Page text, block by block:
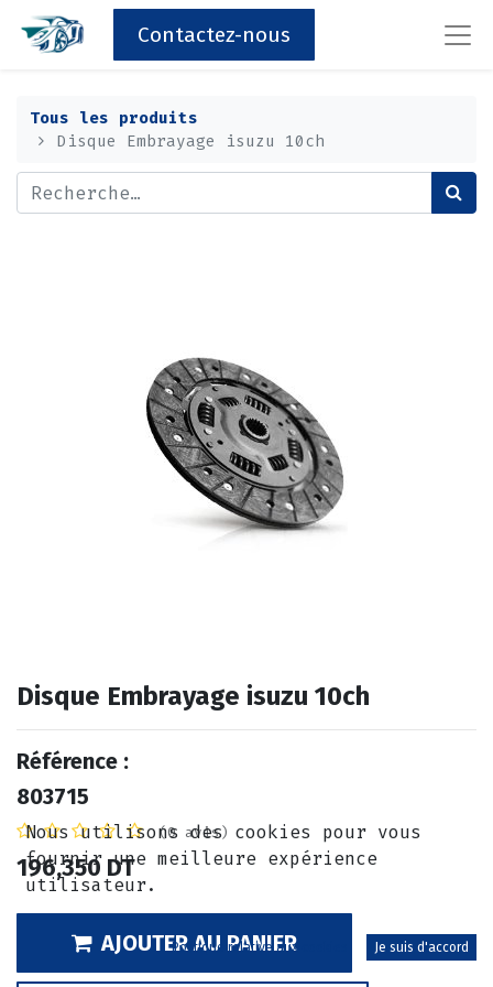
Contactez-nous
Tous les produits
Disque Embrayage isuzu 10ch
Disque Embrayage isuzu 10ch
Référence :
803715
(0 avis)
196,350 DT
AJOUTER AU PANIER
Nous utilisons des cookies pour vous
fournir une meilleure expérience
utilisateur.
Politique relative aux cookies Je suis d'accord